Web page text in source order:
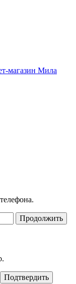
магазин Мила
Продолжить
Подтвердить